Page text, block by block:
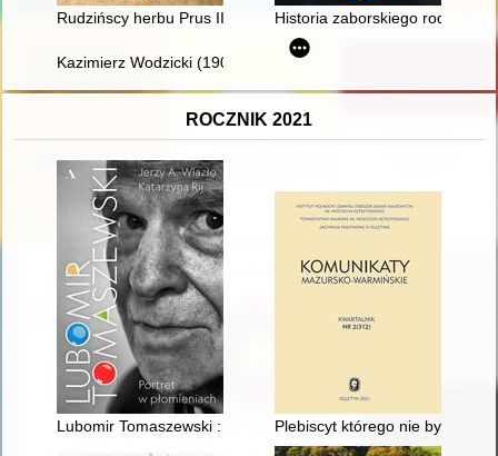
Rudzińscy herbu Prus III z ziemi ciechanowskiej w
Historia zaborskiego rodu
Kazimierz Wodzicki (1900-1987) : szkic biograficzny w 125-
ROCZNIK 2021
Lubomir Tomaszewski : portret w płomieniach
Plebiscyt którego nie było :